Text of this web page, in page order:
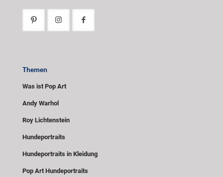
Themen
Was ist Pop Art
Andy Warhol
Roy Lichtenstein
Hundeportraits
Hundeportraits in Kleidung
Pop Art Hundeportraits